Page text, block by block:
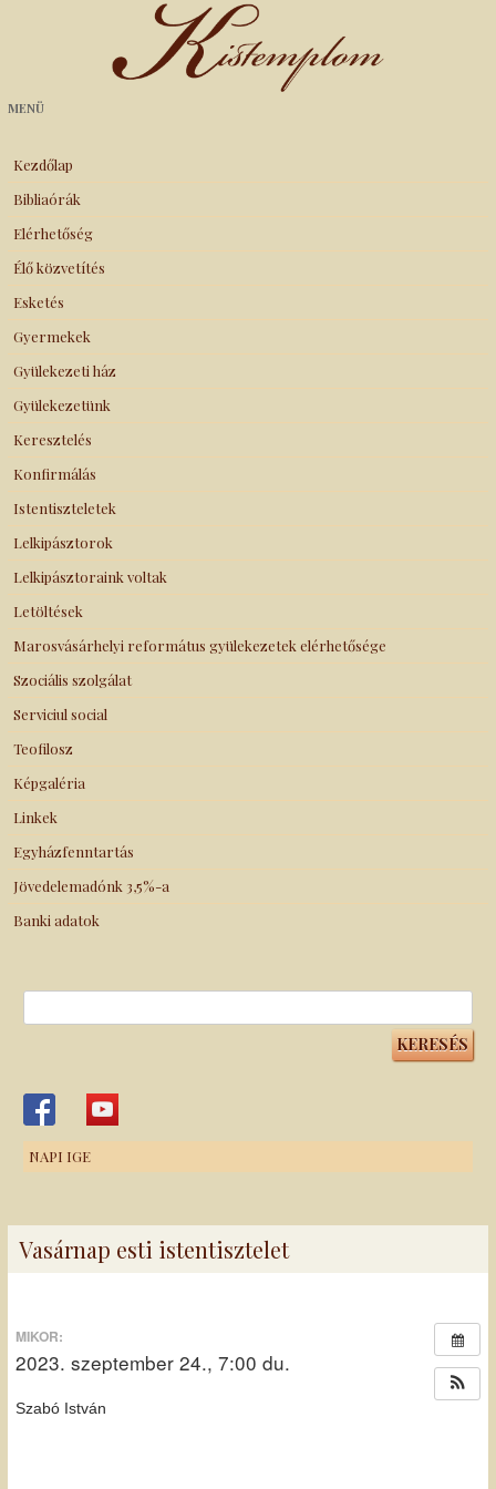
Kistemplom
MENÜ
Kezdőlap
Bibliaórák
Elérhetőség
Élő közvetítés
Esketés
Gyermekek
Gyülekezeti ház
Gyülekezetünk
Keresztelés
Konfirmálás
Istentiszteletek
Lelkipásztorok
Lelkipásztoraink voltak
Letöltések
Marosvásárhelyi református gyülekezetek elérhetősége
Szociális szolgálat
Serviciul social
Teofilosz
Képgaléria
Linkek
Egyházfenntartás
Jövedelemadónk 3,5%-a
Banki adatok
NAPI IGE
Vasárnap esti istentisztelet
MIKOR:
2023. szeptember 24., 7:00 du.
Szabó István